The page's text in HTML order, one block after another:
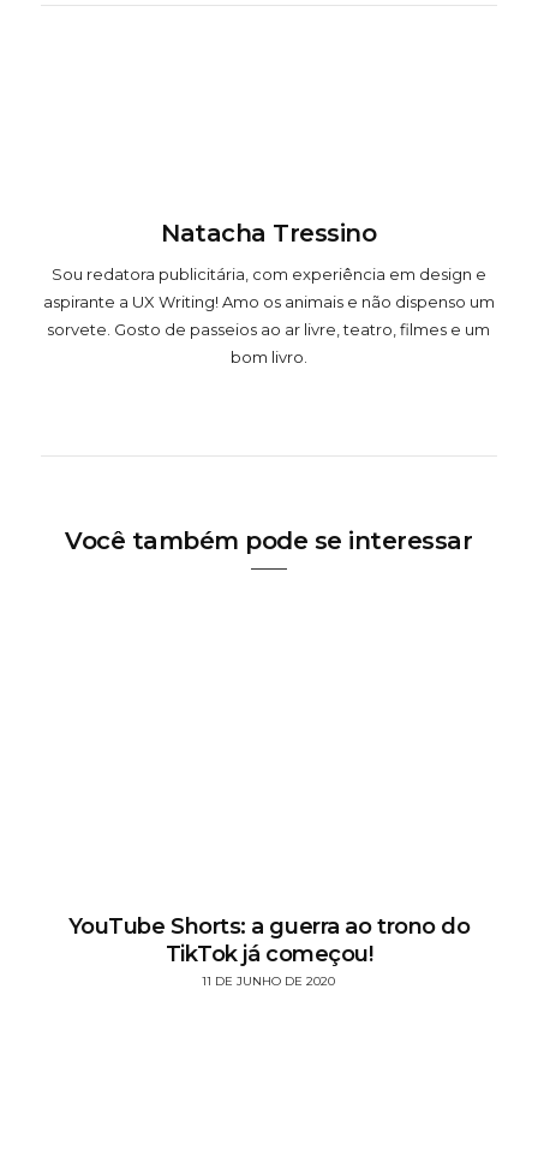
Natacha Tressino
Sou redatora publicitária, com experiência em design e
aspirante a UX Writing! Amo os animais e não dispenso um
sorvete. Gosto de passeios ao ar livre, teatro, filmes e um
bom livro.
Você também pode se interessar
YouTube Shorts: a guerra ao trono do
TikTok já começou!
11 DE JUNHO DE 2020